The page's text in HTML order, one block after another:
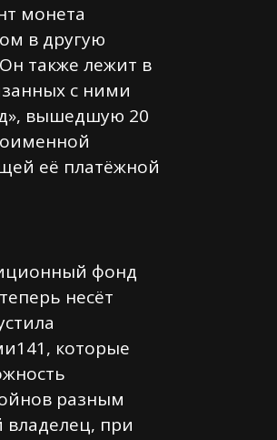
монета
в другую
также лежит в
с ними
вышедшую 20
её платёжной
фонд
несёт
которые
разным
владелец, при